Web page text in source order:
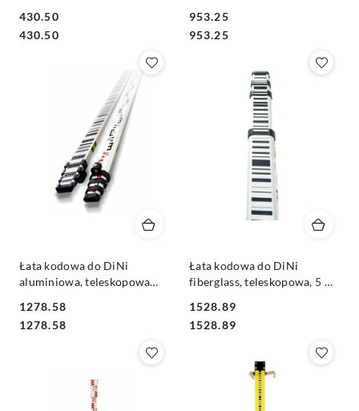
Cena:
430.50
Cena:
430.50 Cena:
953.25
Cena:
953.25
Łata kodowa do DiNi
aluminiowa, teleskopowa
Cena:
1278.58
Cena:
1278.58
Łata kodowa do DiNi
fiberglass, teleskopowa, 5 m
Cena:
1528.89
Cena:
1528.89